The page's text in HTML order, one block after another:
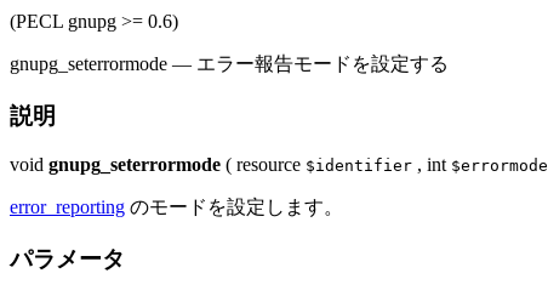
(PECL gnupg >= 0.6)
gnupg_seterrormode — エラー報告モードを設定する
説明
void gnupg_seterrormode ( resource $identifier , int $errormode
error_reporting のモードを設定します。
パラメータ